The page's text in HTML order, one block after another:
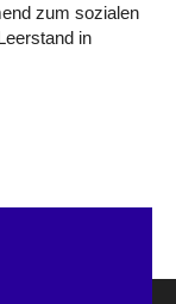
zum sozialen
in